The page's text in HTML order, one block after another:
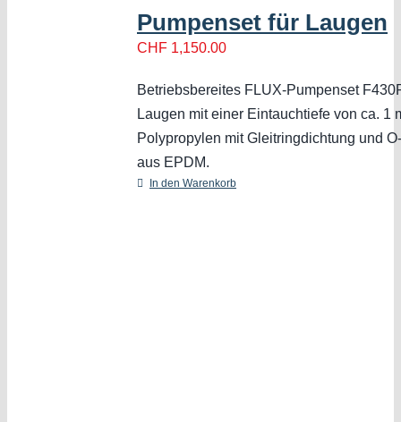
Pumpenset für Laugen
CHF 1,150.00
Betriebsbereites FLUX-Pumpenset
Laugen mit einer Eintauchtiefe von ca. 1
Polypropylen mit Gleitringdichtung und
aus EPDM.
In den Warenkorb